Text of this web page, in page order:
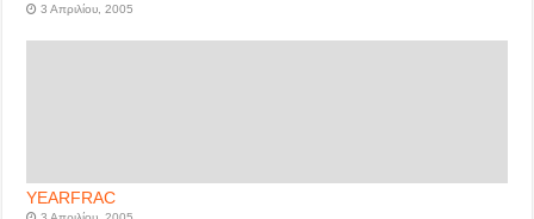
3 Απριλίου, 2005
YEARFRAC